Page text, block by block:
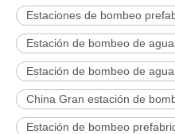
Estaciones de bombeo
Estación de bombeo de
Estación de bombeo de
China Gran estación de
Estación de bombeo